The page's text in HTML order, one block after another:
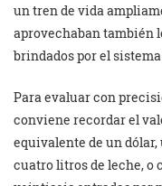
un tren de vida
aprovechaban también
brindados por el
Para evaluar con
conviene recordar el
equivalente de un
cuatro litros de leche, o